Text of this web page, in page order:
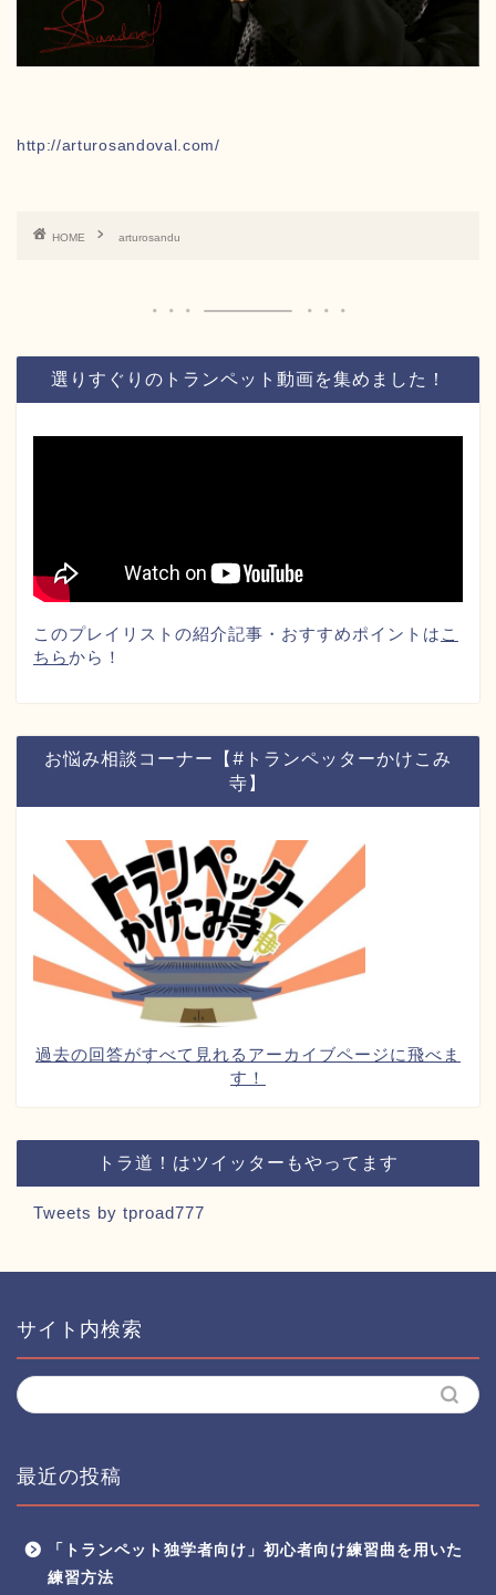
http://arturosandoval.com/
HOME arturosandu
選りすぐりのトランペット動画を集めました！
このプレイリストの紹介記事・おすすめポイントは こ
ちらから！
お悩み相談コーナー【#トランペッターかけこみ
寺】
過去の回答がすべて見れるアーカイブページに飛べま
す！
トラ道！はツイッターもやってます
Tweets by tproad777
サイト内検索
最近の投稿
「トランペット独学者向け」初心者向け練習曲を用いた
練習方法